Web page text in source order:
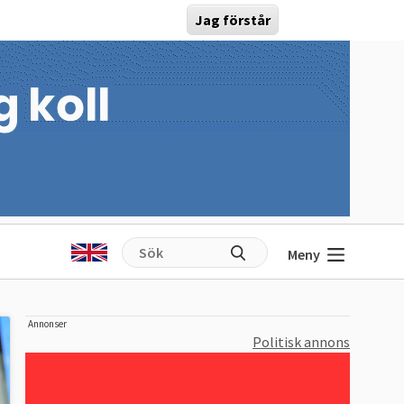
Jag förstår
Meny
Annonser
Politisk annons